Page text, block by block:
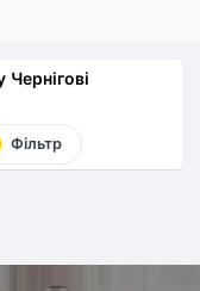
Фільтр